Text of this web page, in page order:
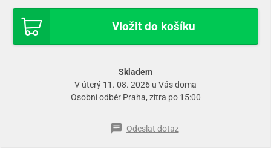
Vložit do košíku
Skladem
V úterý 11. 08. 2026 u Vás doma
Osobní odběr Praha, zítra po 15:00
Odeslat dotaz